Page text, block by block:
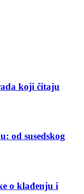
koji čitaju
od susedskog
o klađenju i